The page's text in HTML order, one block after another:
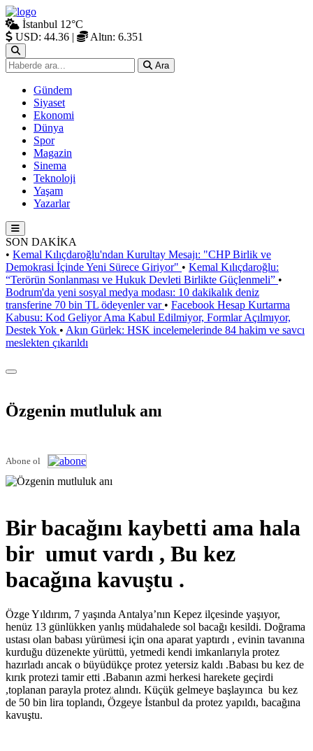
İstanbul 12°C
USD: 44.36 | Altın: 6.351
Ara
Gündem
Siyaset
Ekonomi
Dünya
Spor
Magazin
Sinema
Teknoloji
Yaşam
Yazarlar
SON DAKİKA
• Kemal Kılıçdaroğlu'ndan Kurultay Mesajı: "CHP Birlik ve
Demokrasi İçinde Yeni Sürece Giriyor" • Kemal Kılıçdaroğlu:
“Terörün Sonlanması ve Hukuk Devleti Birlikte Güçlenmeli” •
Bodrum'da yeni sosyal medya modası: 10 dakikalık deniz
transferine 70 bin TL ödeyenler var • Facebook Hesap Kurtarma
Kabusu: Kod Geliyor Ama Kabul Edilmiyor, Formlar Açılmıyor,
Destek Yok • Akın Gürlek: HSK incelemelerinde 84 hakim ve savcı
meslekten çıkarıldı
Özgenin mutluluk anı
Abone ol
Bir bacağını kaybetti ama hala
bir umut vardı , Bu kez
bacağına kavuştu .
Özge Yıldırım, 7 yaşında Antalya’nın Kepez ilçesinde yaşıyor,
henüz 13 günlükken yanlış müdahalede sol bacağı kesildi. Doğrama
ustası olan babası yürümesi için ona aparat yaptırdı , evinin tavanına
kurduğu düzenekte yürüttü, yetmedi kendi imkanlarıyla protez
hazırladı ancak o büyüdükçe protez yetersiz kaldı .Babası bu kez de
kırık protezi tamir etti .Babanın azmi herkesi harekete geçirdi
,toplanan parayla protez alındı. Küçük gelmeye başlayınca bu kez
de 50 bin lira toplandı, Özgeye İstanbul da protez yapıldı, bacağına
kavuştu.